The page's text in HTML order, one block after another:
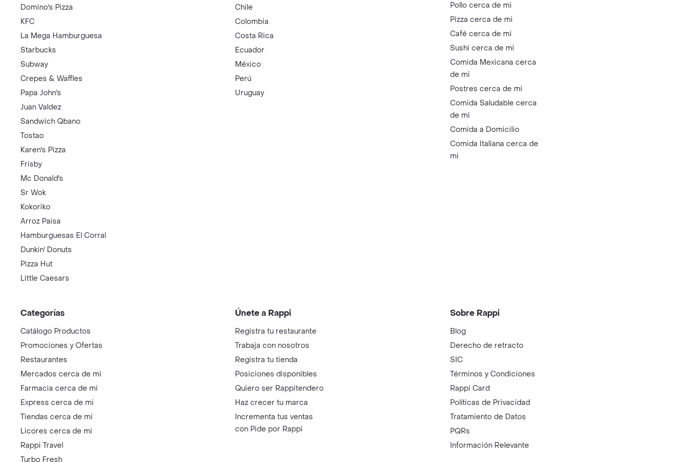
Domino's Pizza
KFC
La Mega Hamburguesa
Starbucks
Subway
Crepes & Waffles
Papa John's
Juan Valdez
Sandwich Qbano
Tostao
Karen's Pizza
Frisby
Mc Donald's
Sr Wok
Kokoriko
Arroz Paisa
Hamburguesas El Corral
Dunkin' Donuts
Pizza Hut
Little Caesars
Chile
Colombia
Costa Rica
Ecuador
México
Perú
Uruguay
Pollo cerca de mi
Pizza cerca de mi
Café cerca de mi
Sushi cerca de mi
Comida Mexicana cerca
de mi
Postres cerca de mi
Comida Saludable cerca
de mi
Comida a Domicilio
Comida Italiana cerca de
mi
Categorías
Catálogo Productos
Promociones y Ofertas
Restaurantes
Mercados cerca de mi
Farmacia cerca de mi
Express cerca de mi
Tiendas cerca de mi
Licores cerca de mi
Rappi Travel
Turbo Fresh
Únete a Rappi
Registra tu restaurante
Trabaja con nosotros
Registra tu tienda
Posiciones disponibles
Quiero ser Rappitendero
Haz crecer tu marca
Incrementa tus ventas
con Pide por Rappi
Sobre Rappi
Blog
Derecho de retracto
SIC
Términos y Condiciones
Rappi Card
Políticas de Privacidad
Tratamiento de Datos
PQRs
Información Relevante